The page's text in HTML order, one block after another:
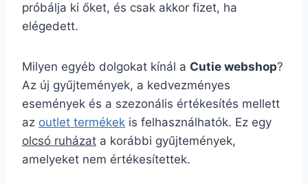
próbálja ki őket, és csak akkor fizet, ha
elégedett.
Milyen egyéb dolgokat kínál a Cutie webshop?
Az új gyűjtemények, a kedvezményes
események és a szezonális értékesítés mellett
az outlet termékek is felhasználhatók. Ez egy
olcsó ruházat a korábbi gyűjtemények,
amelyeket nem értékesítettek.